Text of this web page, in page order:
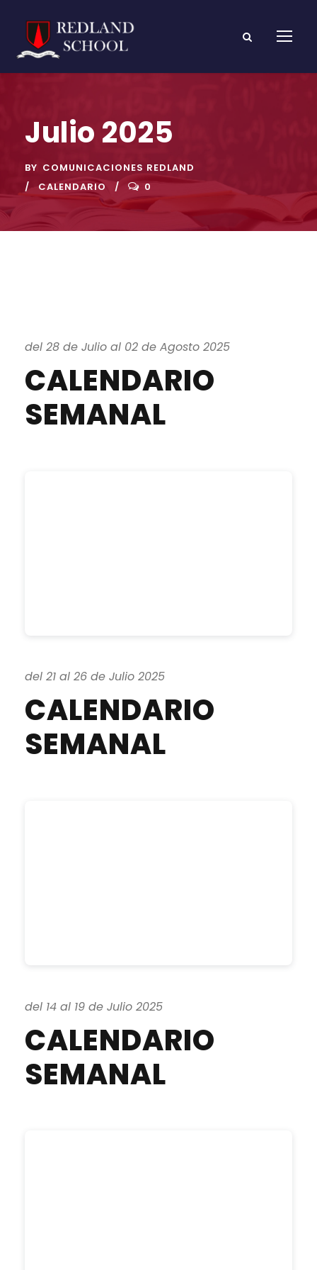
Julio 2025
BY COMUNICACIONES REDLAND
CALENDARIO
0
del 28 de Julio al 02 de Agosto 2025
CALENDARIO
SEMANAL
del 21 al 26 de Julio 2025
CALENDARIO
SEMANAL
del 14 al 19 de Julio 2025
CALENDARIO
SEMANAL